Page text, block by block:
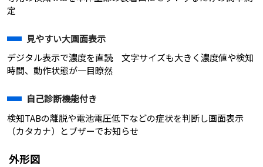
定
見やすい大画面表示
デジタル表示で濃度を直読 文字サイズも大きく濃度値や検知
時間、動作状態が一目瞭然
自己診断機能付き
検知TABの離脱や電池電圧低下などの症状を判断し画面表示
（カタカナ）とブザーでお知らせ
外形図